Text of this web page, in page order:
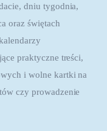
dniu tygodnia,
oraz świętach
praktyczne treści,
i wolne kartki na
czy prowadzenie